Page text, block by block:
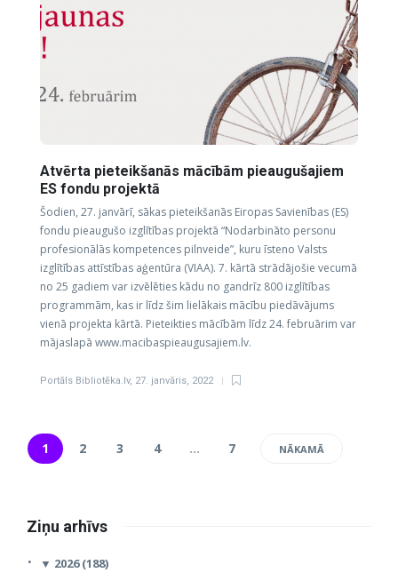
Atvērta pieteikšanās mācībām pieaugušajiem
ES fondu projektā
Šodien, 27. janvārī, sākas pieteikšanās Eiropas Savienības (ES)
fondu pieaugušo izglītības projektā “Nodarbināto personu
profesionālās kompetences pilnveide”, kuru īsteno Valsts
izglītības attīstības aģentūra (VIAA). 7. kārtā strādājošie vecumā
no 25 gadiem var izvēlēties kādu no gandrīz 800 izglītības
programmām, kas ir līdz šim lielākais mācību piedāvājums
vienā projekta kārtā. Pieteikties mācībām līdz 24. februārim var
mājaslapā www.macibaspieaugusajiem.lv.
Portāls Bibliotēka.lv, 27. janvāris, 2022
1 2 3 4 … 7 NĀKAMĀ
Ziņu arhīvs
▼ 2026 (188)